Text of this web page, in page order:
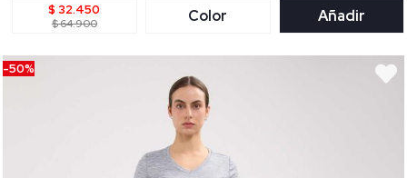
$ 32.450
$ 64.900 Color Añadir
-50%